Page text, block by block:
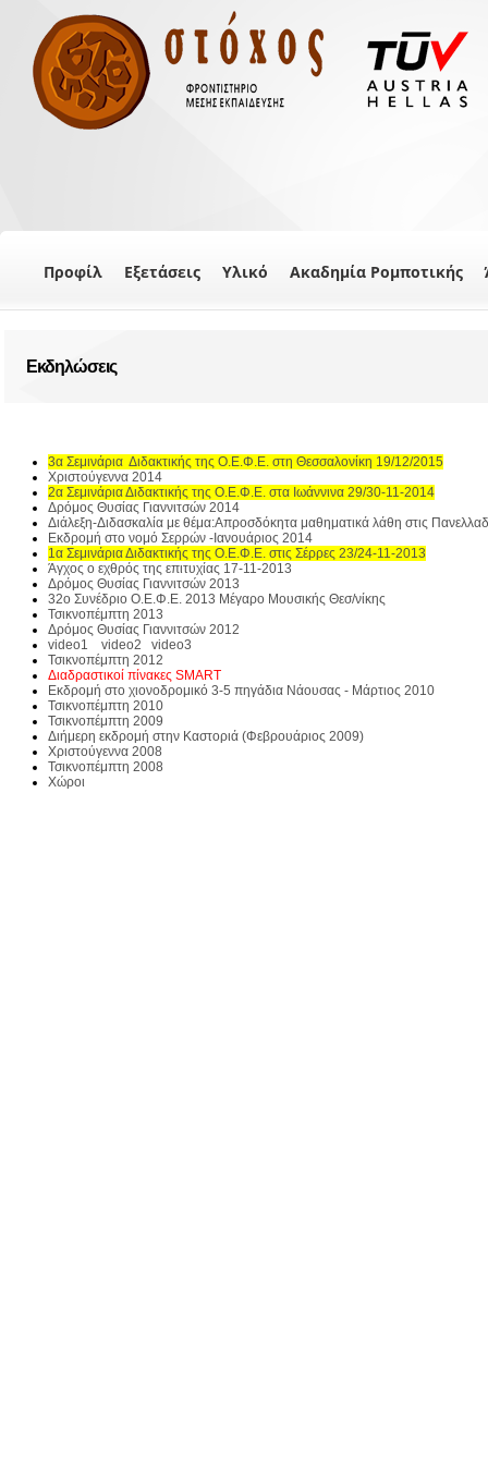
Προφίλ Εξετάσεις Υλικό Ακαδημία Ρομποτικής
Εκδηλώσεις
3α Σεμινάρια Διδακτικής της Ο.Ε.Φ.Ε. στη Θεσσαλονίκη 19/12/2015
Χριστούγεννα 2014
2α Σεμινάρια Διδακτικής της Ο.Ε.Φ.Ε. στα Ιωάννινα 29/30-11-2014
Δρόμος Θυσίας Γιαννιτσών 2014
Διάλεξη-Διδασκαλία με θέμα:Απροσδόκητα μαθηματικά λάθη στις
Εκδρομή στο νομό Σερρών -Ιανουάριος 2014
1α Σεμινάρια Διδακτικής της Ο.Ε.Φ.Ε. στις Σέρρες 23/24-11-2013
Άγχος ο εχθρός της επιτυχίας 17-11-2013
Δρόμος Θυσίας Γιαννιτσών 2013
32o Συνέδριο Ο.Ε.Φ.Ε. 2013 Μέγαρο Μουσικής Θεσ/νίκης
Τσικνοπέμπτη 2013
Δρόμος Θυσίας Γιαννιτσών 2012
video1
video2
video3
Τσικνοπέμπτη 2012
Διαδραστικοί πίνακες SMART
Εκδρομή στο χιονοδρομικό 3-5 πηγάδια Νάουσας - Μάρτιος 2010
Τσικνοπέμπτη 2010
Τσικνοπέμπτη 2009
Διήμερη εκδρομή στην Καστοριά (Φεβρουάριος 2009)
Χριστούγεννα 2008
Τσικνοπέμπτη 2008
Χώροι